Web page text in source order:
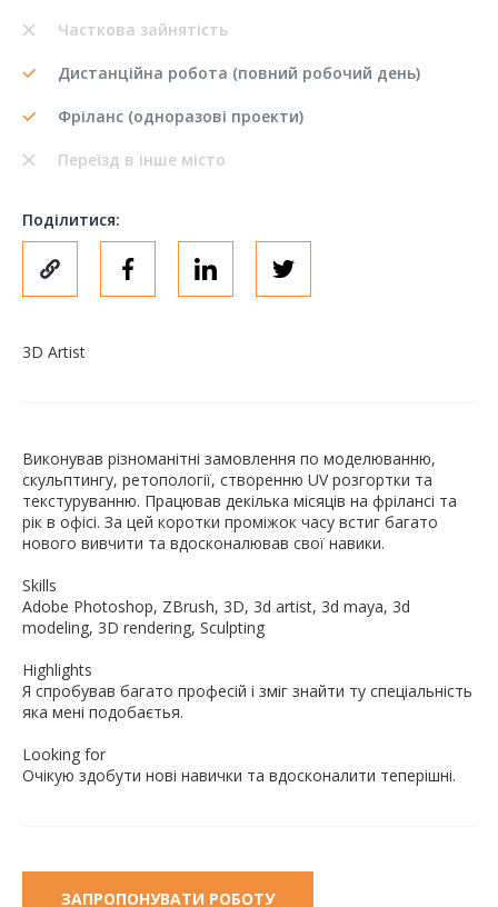
Часткова зайнятість
Дистанційна робота (повний робочий день)
Фріланс (одноразові проекти)
Переїзд в інше місто
Поділитися:
3D Artist
Виконував різноманітні замовлення по моделюванню,
скульптингу, ретопології, створенню UV розгортки та
текстуруванню. Працював декілька місяців на фрілансі та
рік в офісі. За цей коротки проміжок часу встиг багато
нового вивчити та вдосконалював свої навики.
Skills
Adobe Photoshop, ZBrush, 3D, 3d artist, 3d maya, 3d
modeling, 3D rendering, Sculpting
Highlights
Я спробував багато професій і зміг знайти ту спеціальність
яка мені подобаєтья.
Looking for
Очікую здобути нові навички та вдосконалити теперішні.
ЗАПРОПОНУВАТИ РОБОТУ